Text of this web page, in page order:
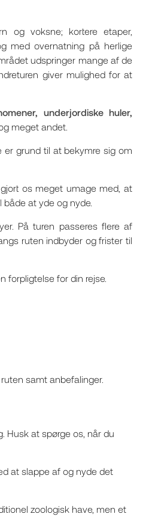
og voksne; kortere etaper,
med overnatning på herlige
udspringer mange af de
giver mulighed for at
underjordiske huler,
meget andet.
er grund til at bekymre sig om
os meget umage med, at
at yde og nyde.
På turen passeres flere af
ruten indbyder og frister til
forpligtelse for din rejse.
samt anbefalinger.
Husk at spørge os, når du
at slappe af og nyde det
zoologisk have, men et